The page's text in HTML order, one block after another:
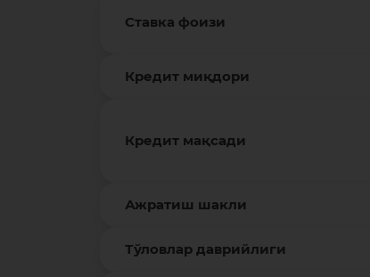
Ставка фоизи
Кредит миқдори
Кредит мақсади
Ажратиш шакли
Тўловлар даврийлиги